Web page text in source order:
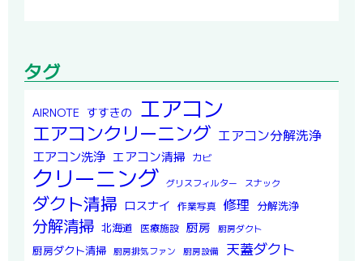
タグ
AIRNOTE すすきの エアコン
エアコンクリーニング エアコン分解洗浄
エアコン洗浄 エアコン清掃 カビ
クリーニング グリスフィルター スナック
ダクト清掃 ロスナイ 作業写真 修理 分解洗浄
分解清掃 北海道 医療施設 厨房 厨房ダクト
厨房ダクト清掃 厨房排気ファン 厨房設備 天蓋ダクト